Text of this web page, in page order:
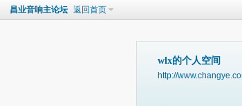
昌业音响主论坛 返回首页
wlx的个人空间
http://